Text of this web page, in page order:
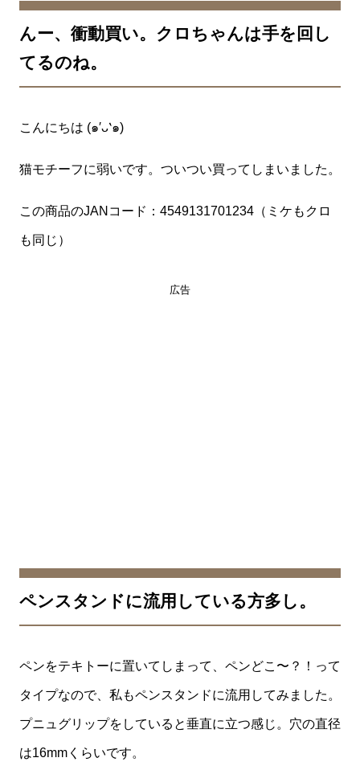
んー、衝動買い。クロちゃんは手を回し
てるのね。
こんにちは (๑′ᴗ‵๑)
猫モチーフに弱いです。ついつい買ってしまいました。
この商品のJANコード：4549131701234（ミケもクロ
も同じ）
広告
ペンスタンドに流用している方多し。
ペンをテキトーに置いてしまって、ペンどこ〜？！って
タイプなので、私もペンスタンドに流用してみました。
プニュグリップをしていると垂直に立つ感じ。穴の直径
は16mmくらいです。